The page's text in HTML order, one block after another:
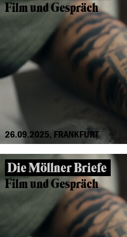
Film und Gespräch
26.09.2025, FRANKFURT
Die Möllner Briefe
Film und Gespräch